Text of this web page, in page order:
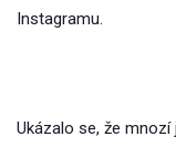
Instagramu.
Ukázalo se, že